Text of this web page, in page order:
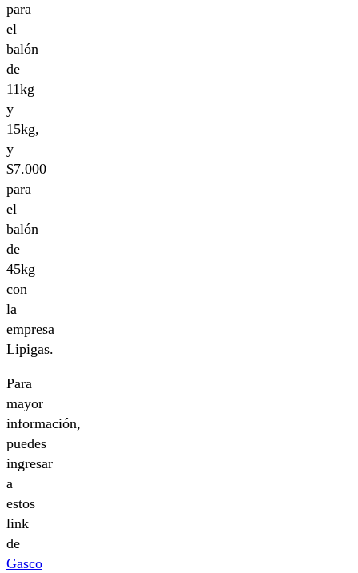
para
el
balón
de
11kg
y
15kg,
y
$7.000
para
el
balón
de
45kg
con
la
empresa
Lipigas.
Para
mayor
información,
puedes
ingresar
a
estos
link
de
Gasco